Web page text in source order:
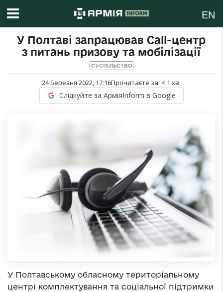
EN
У Полтаві запрацював Call-центр
з питань призову та мобілізації
СУСПІЛЬСТВО
24 Березня 2022, 17:16Прочитаєте за: < 1 хв.
Слідкуйте за АрміяInform в Google
У Полтавському обласному територіальному
центрі комплектування та соціальної підтримки